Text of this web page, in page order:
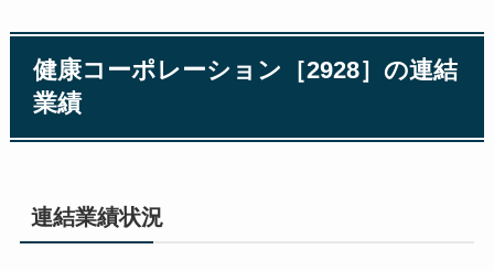
健康コーポレーション［2928］の連結
業績
連結業績状況